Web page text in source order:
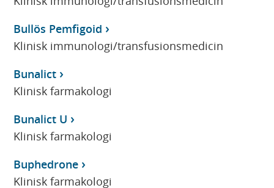
Bullös Pemfigoid
Klinisk immunologi/transfusionsmedicin
Bunalict
Klinisk farmakologi
Bunalict U
Klinisk farmakologi
Buphedrone
Klinisk farmakologi